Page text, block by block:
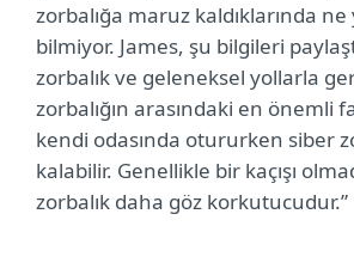
zorbalığa maruz kaldıklarında ne
bilmiyor. James, şu bilgileri
zorbalık ve geleneksel yollarla
zorbalığın arasındaki en önemli
kendi odasında otururken siber
kalabilir. Genellikle bir kaçışı
zorbalık daha göz korkutucudur.”